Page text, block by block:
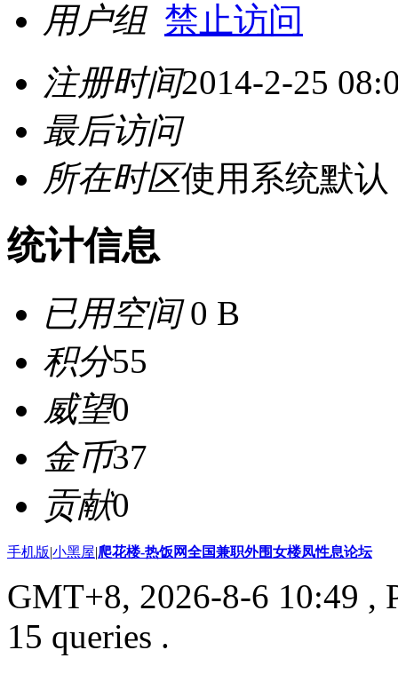
用户组 禁止访问
注册时间2014-2-25
最后访问
所在时区使用系统默认
统计信息
已用空间0 B
积分55
威望0
金币37
贡献0
手机版|小黑屋|爬花楼-热饭网全国兼职外围女楼凤性息论坛
GMT+8, 2026-8-6 10:49 ,
15 queries .